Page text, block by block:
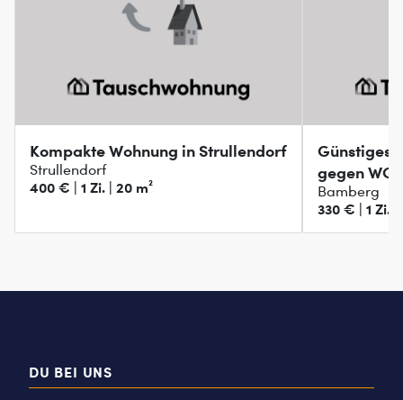
Kompakte Wohnung in Strullendorf
Strullendorf
400 € | 1 Zi. | 20 m²
Günstiges
gegen WG
Bamberg
330 € | 1 Zi. |
DU BEI UNS